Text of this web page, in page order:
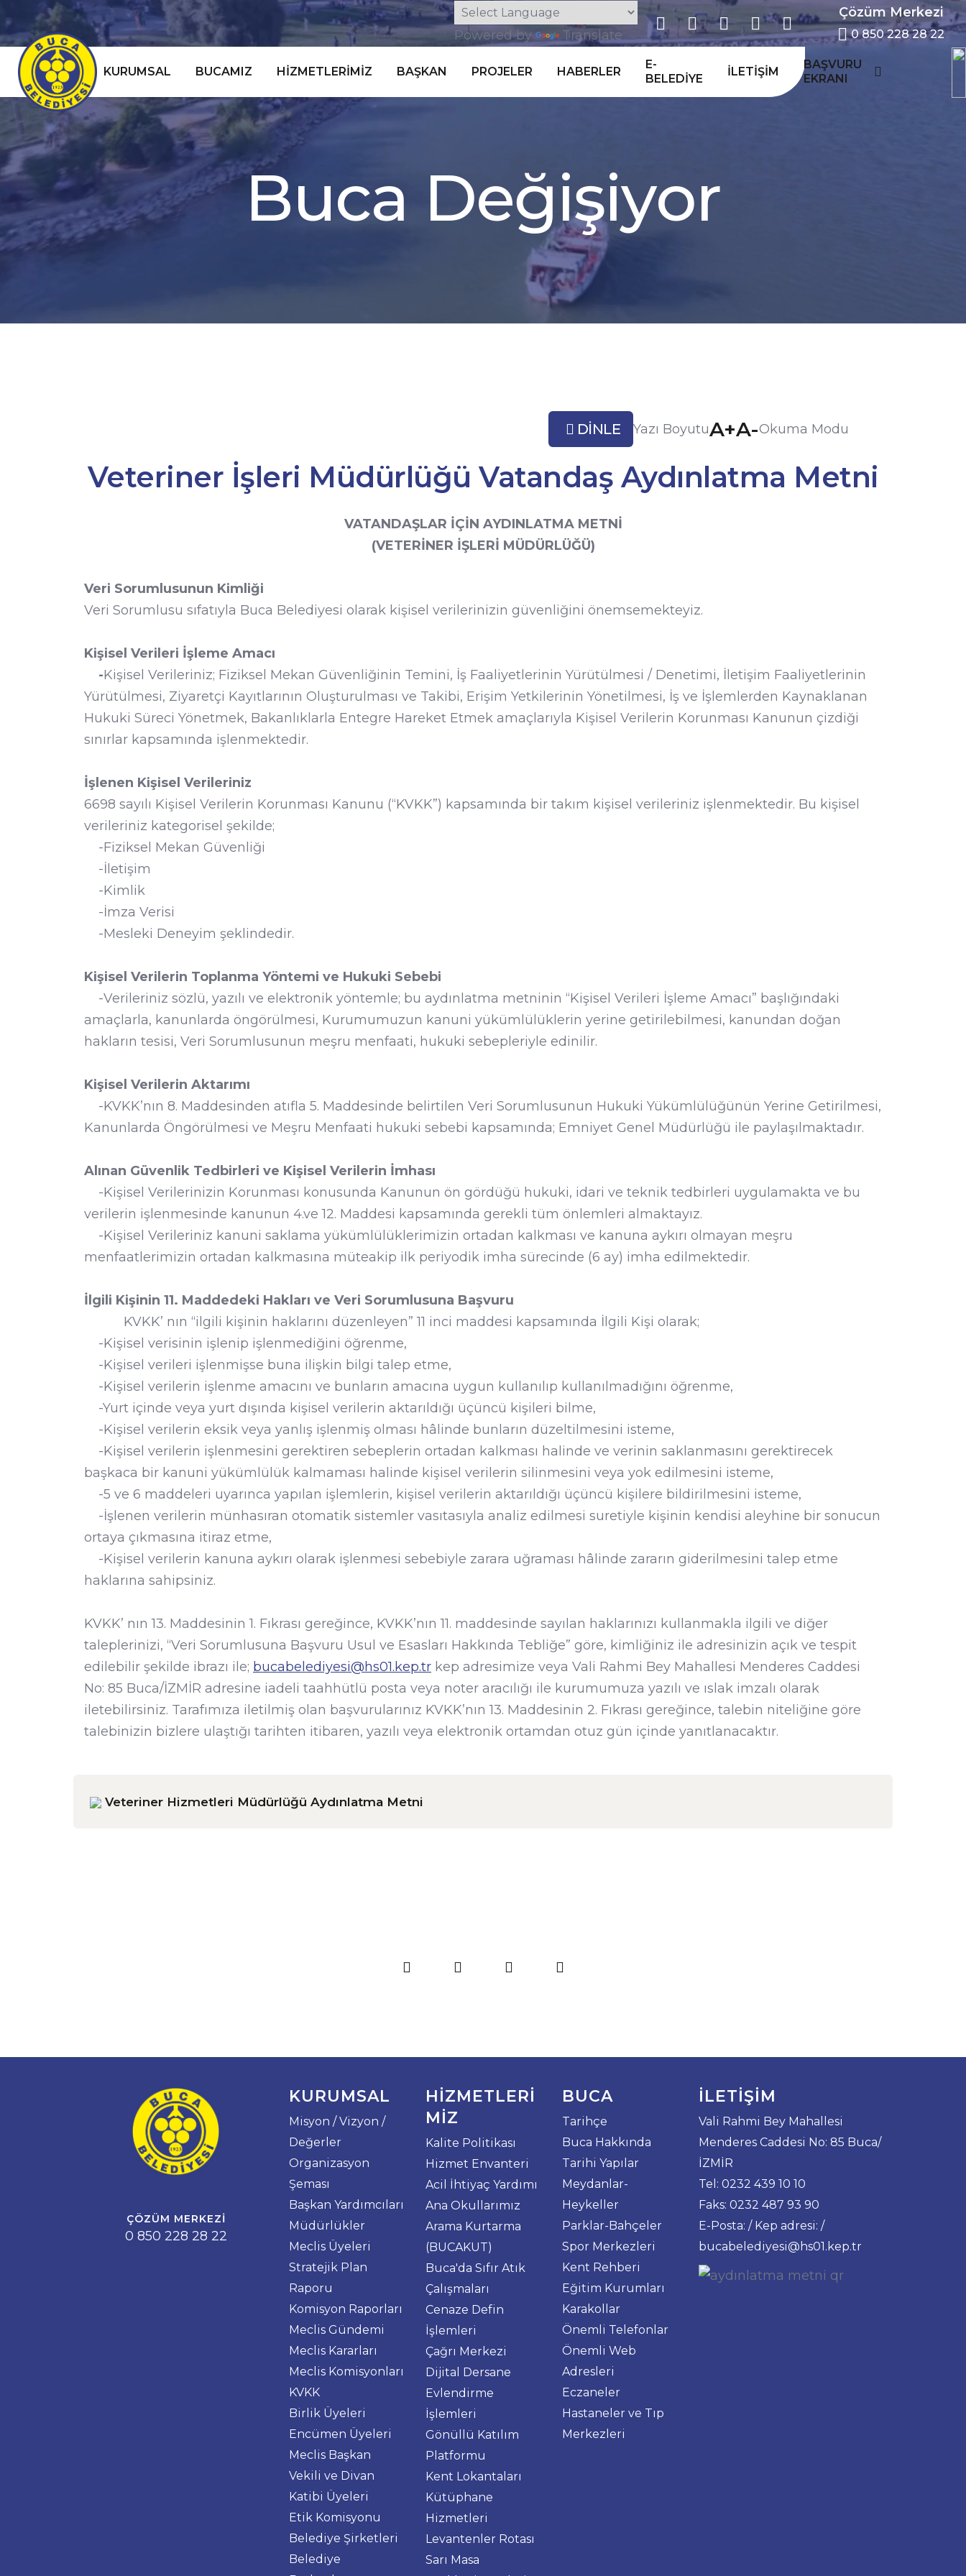
Powered by Translate
Çözüm Merkezi
0 850 228 28 22
KURUMSAL BUCAMIZ HIZMETLERIMIZ BAŞKAN PROJELER HABERLER
E-
BELEDIYE
İLETIŞIM
BAŞVURU
EKRANI
Buca Değişiyor
DINLE Yazı BoyutuA+A-Okuma Modu
Veteriner İşleri Müdürlüğü Vatandaş Aydınlatma Metni
VATANDAŞLAR İÇİN AYDINLATMA METNİ
(VETERİNER İŞLERİ MÜDÜRLÜĞÜ)
Veri Sorumlusunun Kimliği
Veri Sorumlusu sıfatıyla Buca Belediyesi olarak kişisel verilerinizin güvenliğini önemsemekteyiz.
Kişisel Verileri İşleme Amacı
-Kişisel Verileriniz; Fiziksel Mekan Güvenliğinin Temini, İş Faaliyetlerinin Yürütülmesi / Denetimi, İletişim Faaliyetlerinin
Yürütülmesi, Ziyaretçi Kayıtlarının Oluşturulması ve Takibi, Erişim Yetkilerinin Yönetilmesi, İş ve İşlemlerden Kaynaklanan
Hukuki Süreci Yönetmek, Bakanlıklarla Entegre Hareket Etmek amaçlarıyla Kişisel Verilerin Korunması Kanunun çizdiği
sınırlar kapsamında işlenmektedir.
İşlenen Kişisel Verileriniz
6698 sayılı Kişisel Verilerin Korunması Kanunu (“KVKK”) kapsamında bir takım kişisel verileriniz işlenmektedir. Bu kişisel
verileriniz kategorisel şekilde;
-Fiziksel Mekan Güvenliği
-İletişim
-Kimlik
-İmza Verisi
-Mesleki Deneyim şeklindedir.
Kişisel Verilerin Toplanma Yöntemi ve Hukuki Sebebi
-Verileriniz sözlü, yazılı ve elektronik yöntemle; bu aydınlatma metninin “Kişisel Verileri İşleme Amacı” başlığındaki
amaçlarla, kanunlarda öngörülmesi, Kurumumuzun kanuni yükümlülüklerin yerine getirilebilmesi, kanundan doğan
hakların tesisi, Veri Sorumlusunun meşru menfaati, hukuki sebepleriyle edinilir.
Kişisel Verilerin Aktarımı
-KVKK’nın 8. Maddesinden atıfla 5. Maddesinde belirtilen Veri Sorumlusunun Hukuki Yükümlülüğünün Yerine Getirilmesi,
Kanunlarda Öngörülmesi ve Meşru Menfaati hukuki sebebi kapsamında; Emniyet Genel Müdürlüğü ile paylaşılmaktadır.
Alınan Güvenlik Tedbirleri ve Kişisel Verilerin İmhası
-Kişisel Verilerinizin Korunması konusunda Kanunun ön gördüğü hukuki, idari ve teknik tedbirleri uygulamakta ve bu
verilerin işlenmesinde kanunun 4.ve 12. Maddesi kapsamında gerekli tüm önlemleri almaktayız.
-Kişisel Verileriniz kanuni saklama yükümlülüklerimizin ortadan kalkması ve kanuna aykırı olmayan meşru
menfaatlerimizin ortadan kalkmasına müteakip ilk periyodik imha sürecinde (6 ay) imha edilmektedir.
İlgili Kişinin 11. Maddedeki Hakları ve Veri Sorumlusuna Başvuru
KVKK’ nın “ilgili kişinin haklarını düzenleyen” 11 inci maddesi kapsamında İlgili Kişi olarak;
-Kişisel verisinin işlenip işlenmediğini öğrenme,
-Kişisel verileri işlenmişse buna ilişkin bilgi talep etme,
-Kişisel verilerin işlenme amacını ve bunların amacına uygun kullanılıp kullanılmadığını öğrenme,
-Yurt içinde veya yurt dışında kişisel verilerin aktarıldığı üçüncü kişileri bilme,
-Kişisel verilerin eksik veya yanlış işlenmiş olması hâlinde bunların düzeltilmesini isteme,
-Kişisel verilerin işlenmesini gerektiren sebeplerin ortadan kalkması halinde ve verinin saklanmasını gerektirecek
başkaca bir kanuni yükümlülük kalmaması halinde kişisel verilerin silinmesini veya yok edilmesini isteme,
-5 ve 6 maddeleri uyarınca yapılan işlemlerin, kişisel verilerin aktarıldığı üçüncü kişilere bildirilmesini isteme,
-İşlenen verilerin münhasıran otomatik sistemler vasıtasıyla analiz edilmesi suretiyle kişinin kendisi aleyhine bir sonucun
ortaya çıkmasına itiraz etme,
-Kişisel verilerin kanuna aykırı olarak işlenmesi sebebiyle zarara uğraması hâlinde zararın giderilmesini talep etme
haklarına sahipsiniz.
KVKK’ nın 13. Maddesinin 1. Fıkrası gereğince, KVKK’nın 11. maddesinde sayılan haklarınızı kullanmakla ilgili ve diğer
taleplerinizi, “Veri Sorumlusuna Başvuru Usul ve Esasları Hakkında Tebliğe” göre, kimliğiniz ile adresinizin açık ve tespit
edilebilir şekilde ibrazı ile; bucabelediyesi@hs01.kep.tr kep adresimize veya Vali Rahmi Bey Mahallesi Menderes Caddesi
No: 85 Buca/İZMİR adresine iadeli taahhütlü posta veya noter aracılığı ile kurumumuza yazılı ve ıslak imzalı olarak
iletebilirsiniz. Tarafımıza iletilmiş olan başvurularınız KVKK’nın 13. Maddesinin 2. Fıkrası gereğince, talebin niteliğine göre
talebinizin bizlere ulaştığı tarihten itibaren, yazılı veya elektronik ortamdan otuz gün içinde yanıtlanacaktır.
Veteriner Hizmetleri Müdürlüğü Aydınlatma Metni
ÇÖZÜM MERKEZI
0 850 228 28 22
KURUMSAL
Misyon / Vizyon /
Değerler
Organizasyon
Şeması
Başkan Yardımcıları
Müdürlükler
Meclis Üyeleri
Stratejik Plan
Raporu
Komisyon Raporları
Meclis Gündemi
Meclis Kararları
Meclis Komisyonları
KVKK
Birlik Üyeleri
Encümen Üyeleri
Meclis Başkan
Vekili ve Divan
Katibi Üyeleri
Etik Komisyonu
Belediye Şirketleri
Belediye
HIZMETLERI
MIZ
Kalite Politikası
Hizmet Envanteri
Acil İhtiyaç Yardımı
Ana Okullarımız
Arama Kurtarma
(BUCAKUT)
Buca'da Sıfır Atık
Çalışmaları
Cenaze Defin
İşlemleri
Çağrı Merkezi
Dijital Dersane
Evlendirme
İşlemleri
Gönüllü Katılım
Platformu
Kent Lokantaları
Kütüphane
Hizmetleri
Levantenler Rotası
Sarı Masa
BUCA
Tarihçe
Buca Hakkında
Tarihi Yapılar
Meydanlar-
Heykeller
Parklar-Bahçeler
Spor Merkezleri
Kent Rehberi
Eğitim Kurumları
Karakollar
Önemli Telefonlar
Önemli Web
Adresleri
Eczaneler
Hastaneler ve Tıp
Merkezleri
İLETIŞIM
Vali Rahmi Bey Mahallesi
Menderes Caddesi No: 85 Buca/
İZMİR
Tel: 0232 439 10 10
Faks: 0232 487 93 90
E-Posta: / Kep adresi: /
bucabelediyesi@hs01.kep.tr